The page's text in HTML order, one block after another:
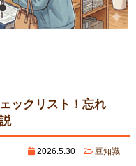
ックリスト！忘れ
2026.5.30 豆知識